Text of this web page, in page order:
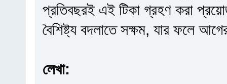
প্রতিবছরই এই টিকা গ্রহণ করা
বৈশিষ্ট্য বদলাতে সক্ষম, যার ফলে
লেখা: